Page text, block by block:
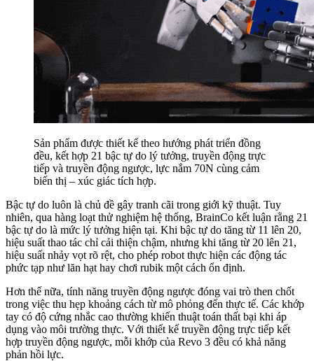
Sản phẩm được thiết kế theo hướng phát triển đồng
đều, kết hợp 21 bậc tự do lý tưởng, truyền động trực
tiếp và truyền động ngược, lực nắm 70N cùng cảm
biến thị – xúc giác tích hợp.
Bậc tự do luôn là chủ đề gây tranh cãi trong giới kỹ thuật. Tuy
nhiên, qua hàng loạt thử nghiệm hệ thống, BrainCo kết luận rằng 21
bậc tự do là mức lý tưởng hiện tại. Khi bậc tự do tăng từ 11 lên 20,
hiệu suất thao tác chỉ cải thiện chậm, nhưng khi tăng từ 20 lên 21,
hiệu suất nhảy vọt rõ rệt, cho phép robot thực hiện các động tác
phức tạp như lăn hạt hay chơi rubik một cách ổn định.
Hơn thế nữa, tính năng truyền động ngược đóng vai trò then chốt
trong việc thu hẹp khoảng cách từ mô phỏng đến thực tế. Các khớp
tay có độ cứng nhắc cao thường khiến thuật toán thất bại khi áp
dụng vào môi trường thực. Với thiết kế truyền động trực tiếp kết
hợp truyền động ngược, mỗi khớp của Revo 3 đều có khả năng
phản hồi lực.